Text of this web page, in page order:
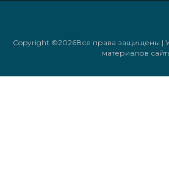
Copyright ©2026Все права защищены |
материалов